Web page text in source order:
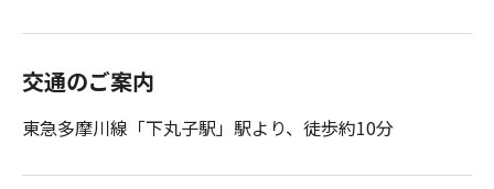
交通のご案内
東急多摩川線「下丸子駅」駅より、徒歩約10分